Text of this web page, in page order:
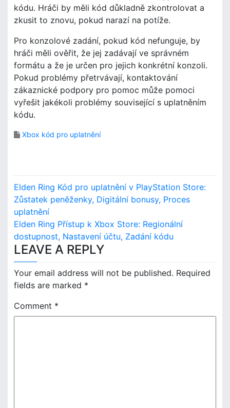
kódu. Hráči by měli kód důkladně zkontrolovat a
zkusit to znovu, pokud narazí na potíže.
Pro konzolové zadání, pokud kód nefunguje, by
hráči měli ověřit, že jej zadávají ve správném
formátu a že je určen pro jejich konkrétní konzoli.
Pokud problémy přetrvávají, kontaktování
zákaznické podpory pro pomoc může pomoci
vyřešit jakékoli problémy související s uplatněním
kódu.
Xbox kód pro uplatnění
P
o
s
t
n
a
v
i
Elden Ring Kód pro uplatnění v PlayStation Store:
Zůstatek peněženky, Digitální bonusy, Proces
uplatnění
Elden Ring Přístup k Xbox Store: Regionální
dostupnost, Nastavení účtu, Zadání kódu
LEAVE A REPLY
Your email address will not be published. Required
fields are marked *
Comment *